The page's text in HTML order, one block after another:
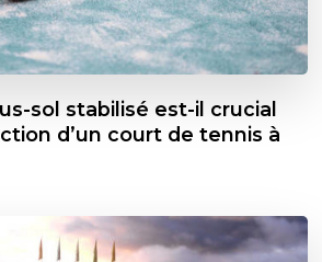
sol stabilisé est-il crucial
d’un court de tennis à